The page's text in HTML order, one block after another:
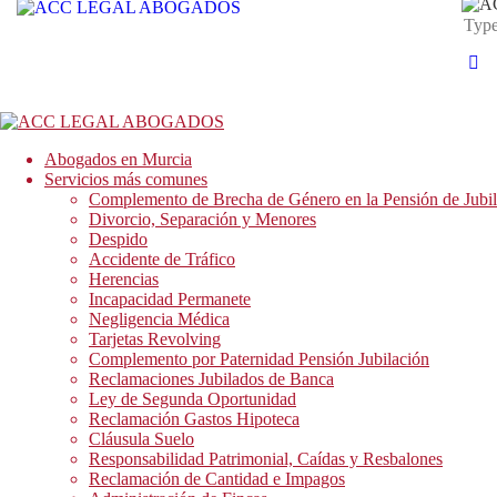
Abogados en Murcia
Servicios más comunes
Complemento de Brecha de Género en la Pensión de
Divorcio, Separación y Menores
Despido
Accidente de Tráfico
Herencias
Incapacidad Permanete
Negligencia Médica
Tarjetas Revolving
Complemento por Paternidad Pensión Jubilación
Reclamaciones Jubilados de Banca
Ley de Segunda Oportunidad
Reclamación Gastos Hipoteca
Cláusula Suelo
Responsabilidad Patrimonial, Caídas y Resbalones
Reclamación de Cantidad e Impagos